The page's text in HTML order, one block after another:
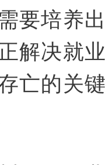
要培养
解决就
亡的关